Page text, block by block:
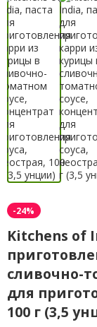
-24%
Kitchens of
сливочно-
для
100 г (3,5